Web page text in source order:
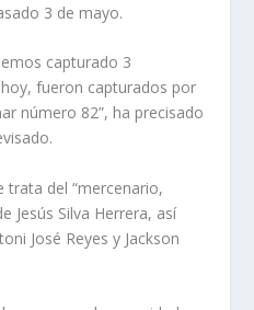
3 de mayo.
capturado 3
fueron capturados por
número 82”, ha precisado
trata del “mercenario,
Jesús Silva Herrera, así
José Reyes y Jackson